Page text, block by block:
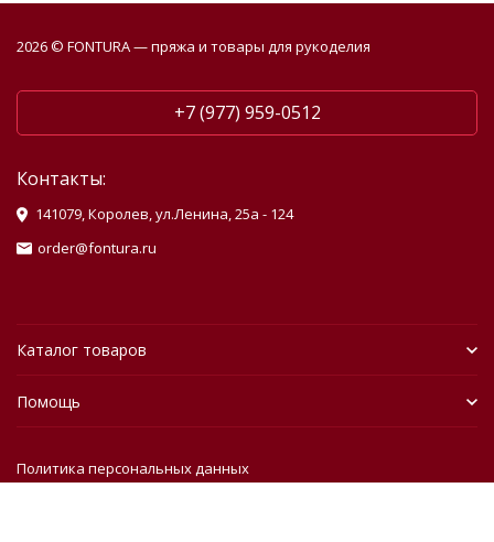
2026 © FONTURA — пряжа и товары для рукоделия
+7 (977) 959-0512
Контакты:
141079, Королев, ул.Ленина, 25а - 124
order@fontura.ru
Каталог товаров
Помощь
Политика персональных данных